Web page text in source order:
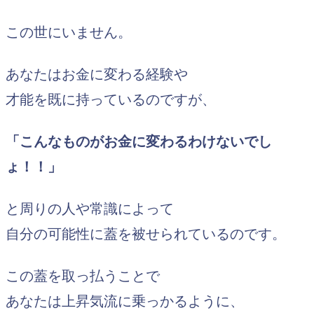
この世にいません。
あなたはお金に変わる経験や
才能を既に持っているのですが、
「こんなものがお金に変わるわけないでし
ょ！！」
と周りの人や常識によって
自分の可能性に蓋を被せられているのです。
この蓋を取っ払うことで
あなたは上昇気流に乗っかるように、